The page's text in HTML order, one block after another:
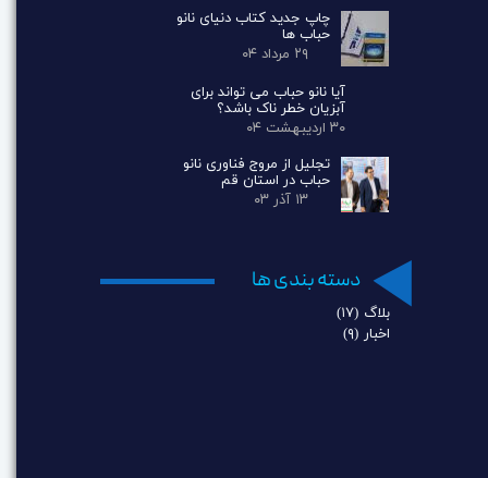
چاپ جدید کتاب دنیای نانو
حباب ها
۲۹ مرداد ۰۴
آیا نانو حباب می تواند برای
آبزیان خطر ناک باشد؟
۳۰ اردیبهشت ۰۴
تجلیل از مروج فناوری نانو
حباب در استان قم
۱۳ آذر ۰۳
بلاگ (۱۷)
اخبار (۹)
دسته بندی ها